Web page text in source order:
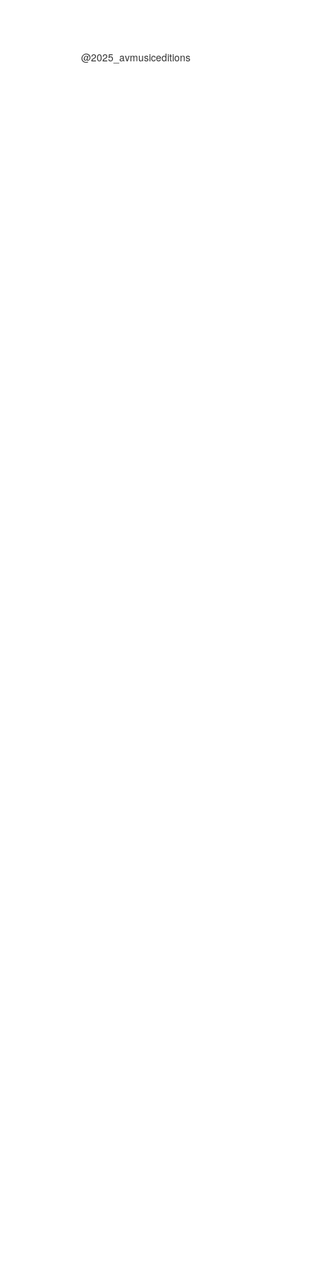
@2025_avmusiceditions